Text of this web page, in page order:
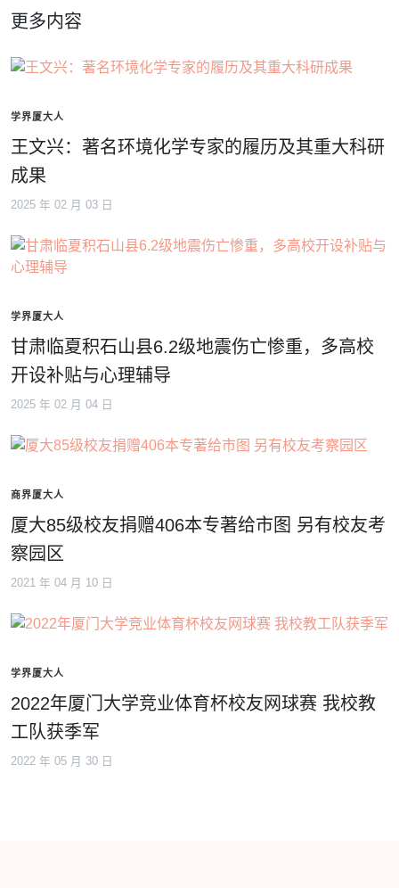
更多内容
学界厦大人
王文兴：著名环境化学专家的履历及其重大科研
成果
2025 年 02 月 03 日
学界厦大人
甘肃临夏积石山县6.2级地震伤亡惨重，多高校
开设补贴与心理辅导
2025 年 02 月 04 日
商界厦大人
厦大85级校友捐赠406本专著给市图 另有校友考
察园区
2021 年 04 月 10 日
学界厦大人
2022年厦门大学竞业体育杯校友网球赛 我校教
工队获季军
2022 年 05 月 30 日